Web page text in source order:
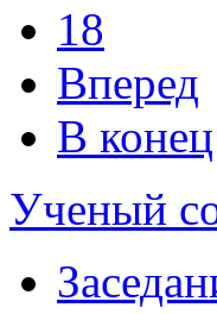
18
Вперед
В конец
Ученый